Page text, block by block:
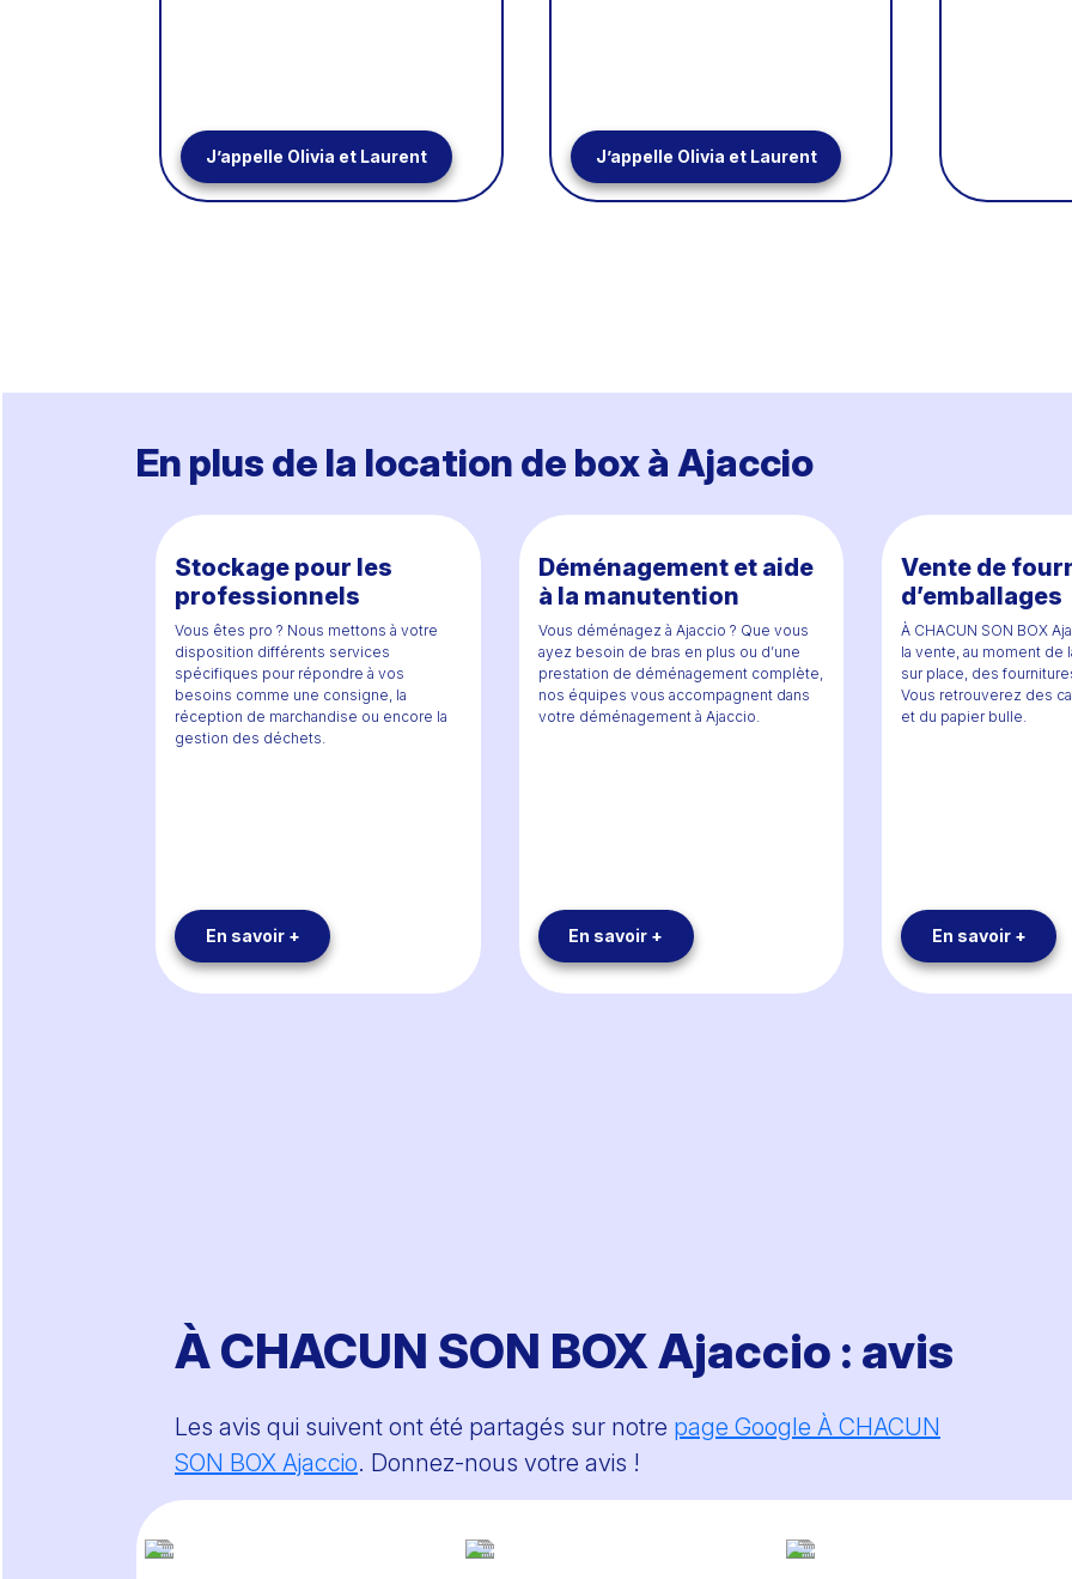
J’appelle Olivia et Laurent J’appelle Olivia et Laurent
En plus de la location de box à Ajaccio
Stockage pour les
professionnels
Vous êtes pro ? Nous mettons à votre
disposition différents services
spécifiques pour répondre à vos
besoins comme une consigne, la
réception de marchandise ou encore la
gestion des déchets.
En savoir +
Déménagement et aide
à la manutention
Vous déménagez à Ajaccio ? Que vous
ayez besoin de bras en plus ou d’une
prestation de déménagement complète,
nos équipes vous accompagnent dans
votre déménagement à Ajaccio.
En savoir +
Vente de
d’emballages
À CHACUN SON BOX
la vente, au moment de
sur place, des
Vous retrouverez des
et du papier bulle.
En savoir +
À CHACUN SON BOX Ajaccio : avis
Les avis qui suivent ont été partagés sur notre page Google À CHACUN
SON BOX Ajaccio. Donnez-nous votre avis !